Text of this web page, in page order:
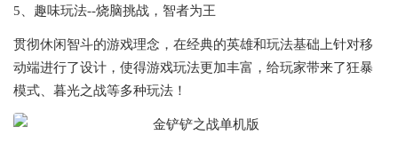
5、趣味玩法--烧脑挑战，智者为王
贯彻休闲智斗的游戏理念，在经典的英雄和玩法基础上针对移
动端进行了设计，使得游戏玩法更加丰富，给玩家带来了狂暴
模式、暮光之战等多种玩法！